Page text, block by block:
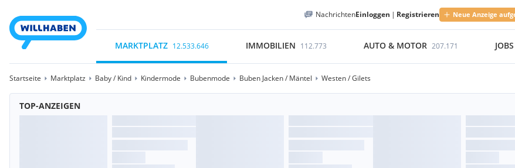
NachrichtenEinloggen | Registrieren Neue Anzeige
MARKTPLATZ 12.533.646 IMMOBILIEN 112.773 AUTO & MOTOR 207.171 JOBS
Startseite Marktplatz Baby / Kind Kindermode Bubenmode Buben Jacken / Mäntel Westen / Gilets
TOP-ANZEIGEN